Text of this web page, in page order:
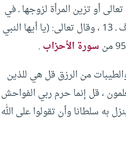
أو تزين المرأة لزوجها ـ في
بيتها فقط ـ قال تعالى: (يا بني آدم خذوا زينتكم عند كل مسجد) الأعراف ـ 13 ، وقال تعالى: (يا أيها النبي
سورة الأحزاب.
من الرزق قل هي للذين
، قل إنما حرم ربي الفواحش
به سلطانا وأن تقولوا على الله